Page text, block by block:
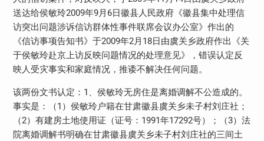
送达给侯敏玲2009年9月6日徽县人民政府《徽县集中处理信
访突出问题涉诉信访群体性事件联席会议办公室》作出的
《信访事项告知书》于2009年2月18日由虞关乡政府作出《关
于侯敏玲赴京上访反映问题情况的处理意见》，错误认定反
映人受灾事实和家庭情况，推诿不解决任何问题。
该两份文书认定：1、侯敏玲无房住是离婚调解不公造成的。
事实是：（1）侯敏玲户籍在甘肃徽县虞关乡未子村刘庄社；
（2）有建房土地使用证（证号：1991年17292号）；（3）法
院离婚调解书明确在甘肃徽县虞关乡未子村刘庄社的三间土